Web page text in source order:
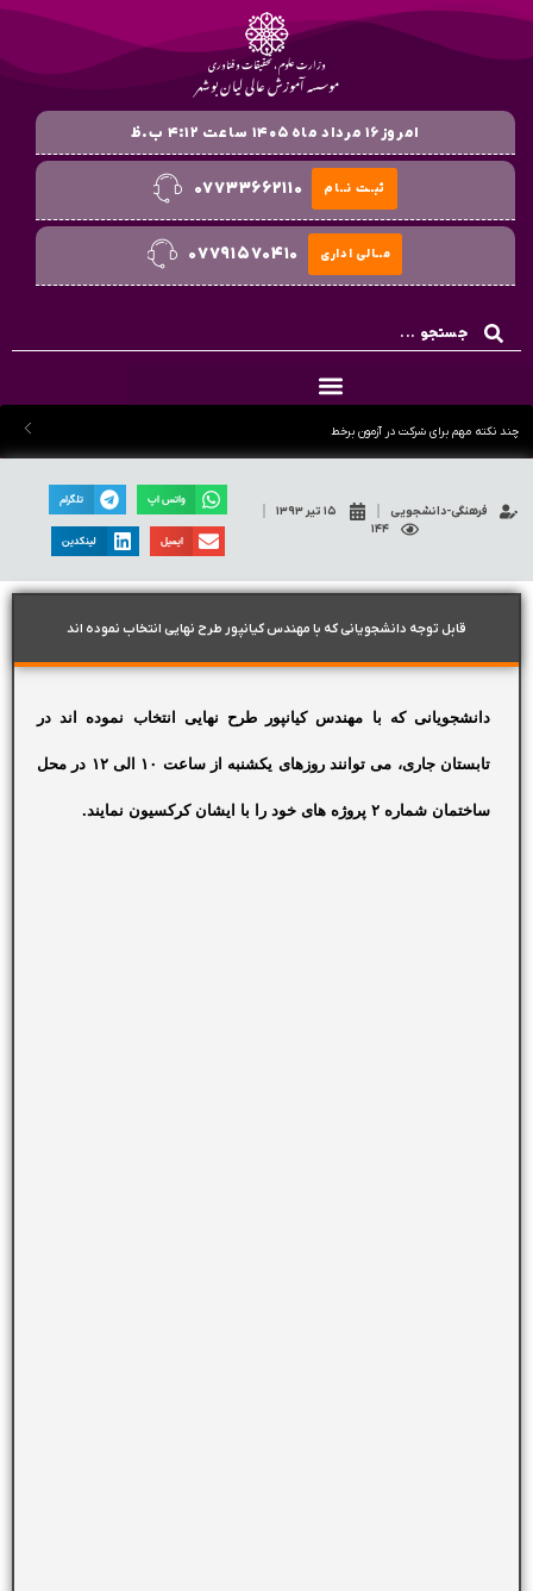
وزارت علوم ، تحقیقات و فناوری
موسسه آموزش عالی لیان بوشهر
امروز۱۶ مرداد ماه ۱۴۰۵ ساعت ۴:۱۲ ب.ظ
۰۷۷۳۳۶۶۲۱۱۰ ثبــت نــام
۰۷۷۹۱۵۷۰۴۱۰ مــالی اداری
چند نکته مهم برای شرکت در آزمون برخط
فرهنگی-دانشجویی
۱۵ تیر ۱۳۹۳
۱۴۴
واتس اپ تلگرام
ایمیل لینکدین
قابل توجه دانشجویانی که با مهندس کیانپور طرح نهایی انتخاب نموده اند
دانشجویانی که با مهندس کیانپور طرح نهایی انتخاب نموده اند در
تابستان جاری، می توانند روزهای یکشنبه از ساعت ۱۰ الی ۱۲ در محل
ساختمان شماره ۲ پروژه های خود را با ایشان کرکسیون نمایند.